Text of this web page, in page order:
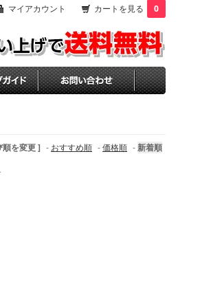
マイアカウント カートを見る 0
順を変更 ] - おすすめ順 -価格順 -新着順